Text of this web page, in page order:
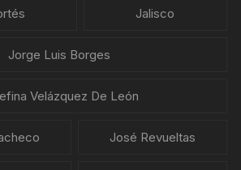
Jalisco
Jorge Luis Borges
Velázquez De León
José Revueltas